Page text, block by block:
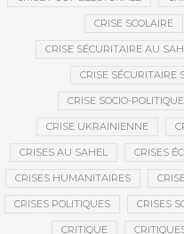
CRISE SCOLAIRE
CRISE SÉCURITAIRE AU
CRISE SÉCURITAIRE
CRISE SOCIO-POLITIQUE
CRISE UKRAINIENNE
CRISES AU SAHEL CRISES
CRISES HUMANITAIRES
CRISES POLITIQUES CRISES
CRITIQUE